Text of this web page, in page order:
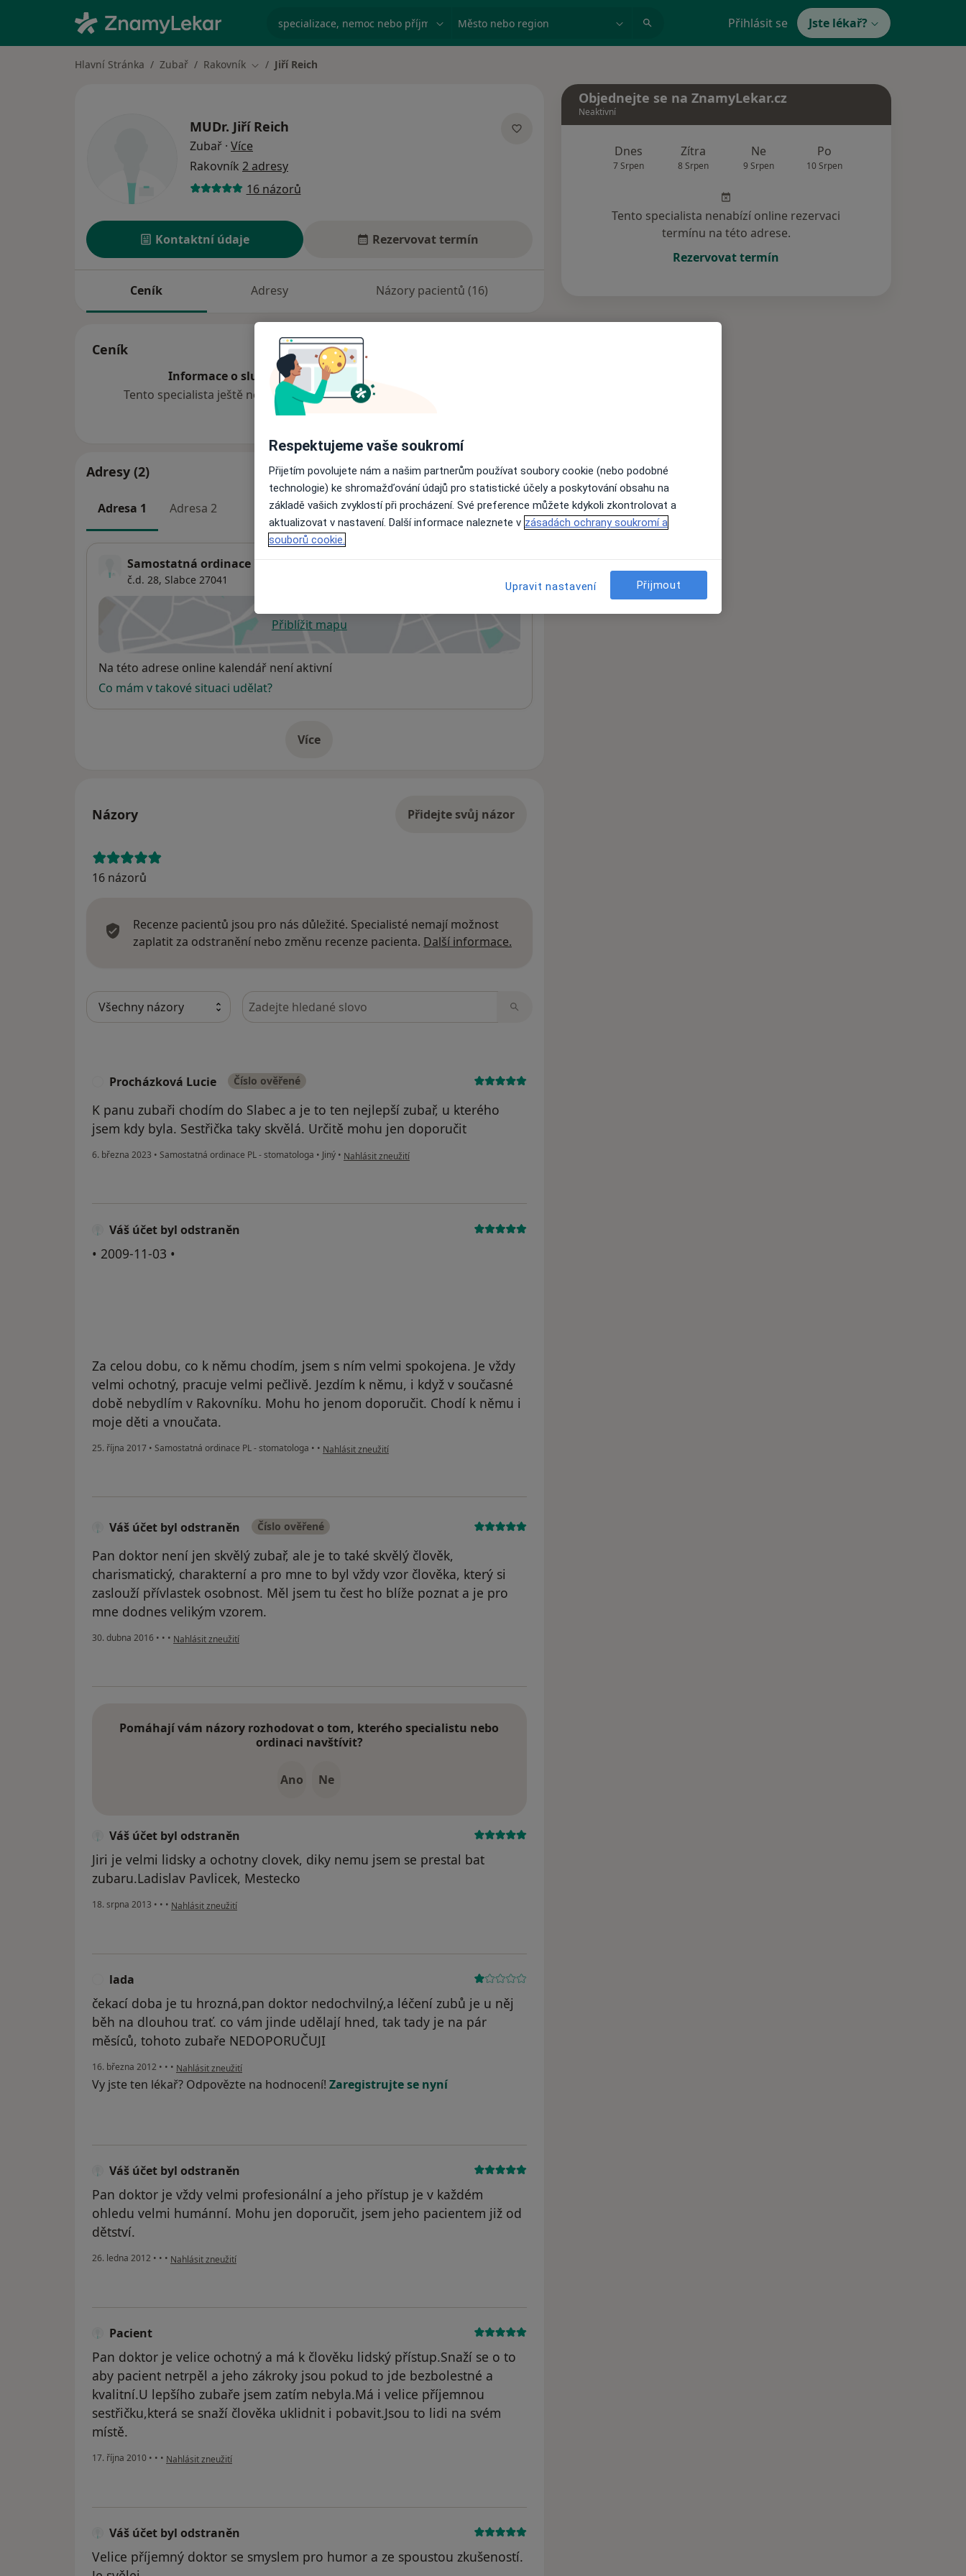
specializace, nemoc nebo příjmení Město nebo region Přihlásit se Jste lékař?
Hlavní Stránka Zubař Rakovník Změna města
Jiří Reich
MUDr. Jiří Reich
Zubař · Více
Rakovník 2 adresy
16 názorů
Kontaktní údaje Rezervovat termín
Ceník Adresy Názory pacientů (16)
Ceník
Informace o službách a cenách nejsou k dispozici
Tento specialista ještě nepřidával žádné informace o svých službách.
Adresy (2)
Adresa 1 Adresa 2
Samostatná ordinace PL - stomatologa
č.d. 28, Slabce 27041
Přiblížit mapuse otevře v nové záložce
Dostupnost
Na této adrese online kalendář není aktivní
Co mám v takové situaci udělat?
Víceo adrese
Názory Přidejte svůj názor
16 názorů
Recenze pacientů jsou pro nás důležité. Specialisté nemají možnost
zaplatit za odstranění nebo změnu recenze pacienta. Další informace.
Hledejte v názorech
Procházková Lucie Číslo ověřené
K panu zubaři chodím do Slabec a je to ten nejlepší zubař, u kterého
jsem kdy byla. Sestřička taky skvělá. Určitě mohu jen doporučit
6. března 2023 • Samostatná ordinace PL - stomatologa • Jiný • podle názoru uživatele Procházková Lucie
Nahlásit zneužití
Váš účet byl odstraněn
• 2009-11-03 •
Za celou dobu, co k němu chodím, jsem s ním velmi spokojena. Je vždy
velmi ochotný, pracuje velmi pečlivě. Jezdím k němu, i když v současné
době nebydlím v Rakovníku. Mohu ho jenom doporučit. Chodí k němu i
moje děti a vnoučata.
25. října 2017 • Samostatná ordinace PL - stomatologa • • podle názoru uživatele Váš účet byl odstraněn
Nahlásit zneužití
Váš účet byl odstraněn Číslo ověřené
Pan doktor není jen skvělý zubař, ale je to také skvělý člověk,
charismatický, charakterní a pro mne to byl vždy vzor člověka, který si
zaslouží přívlastek osobnost. Měl jsem tu čest ho blíže poznat a je pro
mne dodnes velikým vzorem.
30. dubna 2016 • • • podle názoru uživatele Váš účet byl odstraněn
Nahlásit zneužití
Pomáhají vám názory rozhodovat o tom, kterého specialistu nebo
ordinaci navštívit?
Ano Ne
Váš účet byl odstraněn
Jiri je velmi lidsky a ochotny clovek, diky nemu jsem se prestal bat
zubaru.Ladislav Pavlicek, Mestecko
18. srpna 2013 • • • podle názoru uživatele Váš účet byl odstraněn
Nahlásit zneužití
lada
čekací doba je tu hrozná,pan doktor nedochvilný,a léčení zubů je u něj
běh na dlouhou trať. co vám jinde udělají hned, tak tady je na pár
měsíců, tohoto zubaře NEDOPORUČUJI
16. března 2012 • • • podle názoru uživatele lada
Nahlásit zneužití
Vy jste ten lékař? Odpovězte na hodnocení! Zaregistrujte se nyní
Váš účet byl odstraněn
Pan doktor je vždy velmi profesionální a jeho přístup je v každém
ohledu velmi humánní. Mohu jen doporučit, jsem jeho pacientem již od
dětství.
26. ledna 2012 • • • podle názoru uživatele Váš účet byl odstraněn
Nahlásit zneužití
Pacient
Pan doktor je velice ochotný a má k člověku lidský přístup.Snaží se o to
aby pacient netrpěl a jeho zákroky jsou pokud to jde bezbolestné a
kvalitní.U lepšího zubaře jsem zatím nebyla.Má i velice příjemnou
sestřičku,která se snaží člověka uklidnit i pobavit.Jsou to lidi na svém
místě.
17. října 2010 • • • podle názoru uživatele Pacient
Nahlásit zneužití
Váš účet byl odstraněn
Velice příjemný doktor se smyslem pro humor a ze spoustou zkušeností.
Objednejte se na ZnamyLekar.cz
Neaktivní
Dnes
7 Srpen
Zítra
8 Srpen
Ne
9 Srpen
Po
10 Srpen
Tento specialista nenabízí online rezervaci
termínu na této adrese.
Rezervovat termín
Respektujeme vaše soukromí
Přijetím povolujete nám a našim partnerům používat soubory cookie (nebo podobné
technologie) ke shromažďování údajů pro statistické účely a poskytování obsahu na
základě vašich zvyklostí při procházení. Své preference můžete kdykoli zkontrolovat a
aktualizovat v nastavení. Další informace naleznete v zásadách ochrany soukromí a
souborů cookie.
Upravit nastavení Přijmout